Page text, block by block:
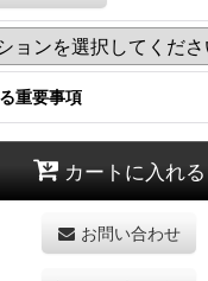
重要事項
カートに入れる
お問い合わせ